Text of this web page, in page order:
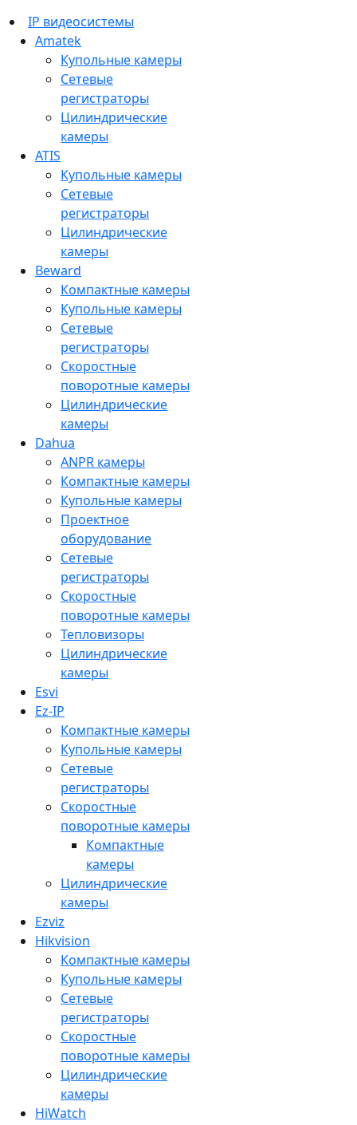
IP видеосистемы
Amatek
Купольные камеры
Сетевые
регистраторы
Цилиндрические
камеры
ATIS
Купольные камеры
Сетевые
регистраторы
Цилиндрические
камеры
Beward
Компактные камеры
Купольные камеры
Сетевые
регистраторы
Скоростные
поворотные камеры
Цилиндрические
камеры
Dahua
ANPR камеры
Компактные камеры
Купольные камеры
Проектное
оборудование
Сетевые
регистраторы
Скоростные
поворотные камеры
Тепловизоры
Цилиндрические
камеры
Esvi
Ez-IP
Компактные камеры
Купольные камеры
Сетевые
регистраторы
Скоростные
поворотные камеры
Компактные
камеры
Цилиндрические
камеры
Ezviz
Hikvision
Компактные камеры
Купольные камеры
Сетевые
регистраторы
Скоростные
поворотные камеры
Цилиндрические
камеры
HiWatch